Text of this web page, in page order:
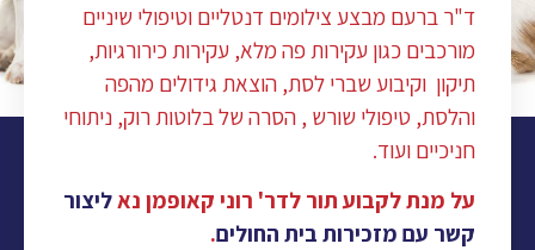
ד"ר ברעם מבצע צילומים דנטליים וטיפולי שיניים
מורכבים כגון עקירות פה מלא, עקירות כירורגיות,
תיקון וקיבוע שברי לסת, הוצאת גידולים מהפה
והלסת, טיפולי שורש , הסרה של בלוטות רוק, ניתוחי
חניכיים ועוד.
על מנת לקבוע תור לדר' רוני קאופמן נאליצור
קשר עם מזכירות בית החולים.